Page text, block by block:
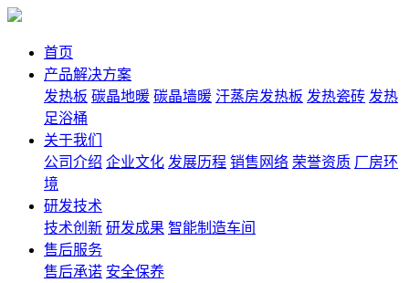
首页
产品解决方案
发热板 碳晶地暖 碳晶墙暖 汗蒸房发热板 发热瓷砖 发热
足浴桶
关于我们
公司介绍 企业文化 发展历程 销售网络 荣誉资质 厂房环
境
研发技术
技术创新 研发成果 智能制造车间
售后服务
售后承诺 安全保养